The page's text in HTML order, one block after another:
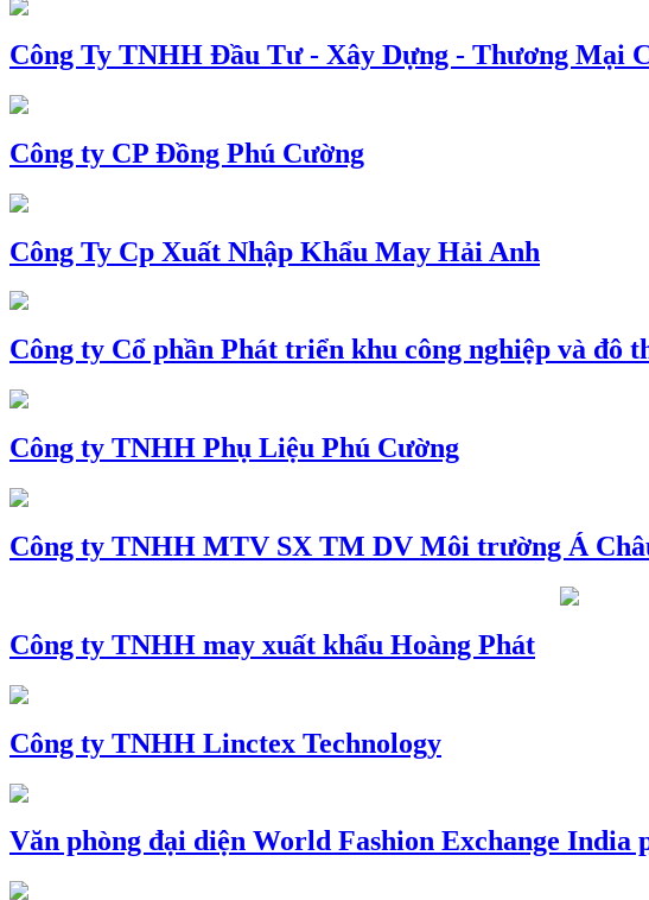
Công Ty TNHH Đầu Tư - Xây Dựng - Thương Mại
Công ty CP Đồng Phú Cường
Công Ty Cp Xuất Nhập Khẩu May Hải Anh
Công ty Cổ phần Phát triển khu công nghiệp và đô
Công ty TNHH Phụ Liệu Phú Cường
Công ty TNHH MTV SX TM DV Môi trường Á
Công ty TNHH may xuất khẩu Hoàng Phát
Công ty TNHH Linctex Technology
Văn phòng đại diện World Fashion Exchange